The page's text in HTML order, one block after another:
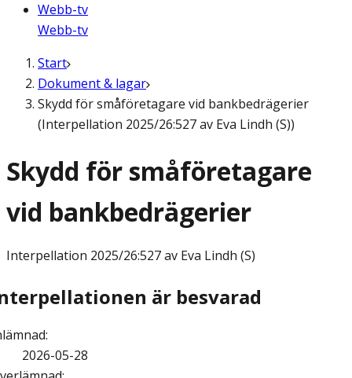
Webb-tv
Webb-tv
Start
Dokument & lagar
Skydd för småföretagare vid bankbedrägerier
(Interpellation 2025/26:527 av Eva Lindh (S))
Skydd för småföretagare
vid bankbedrägerier
Interpellation 2025/26:527 av Eva Lindh (S)
är besvarad
:
2026-05-28